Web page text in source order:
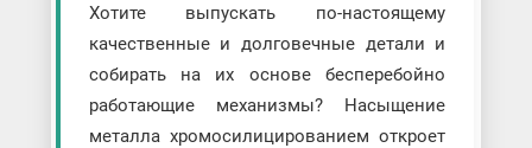
Хотите выпускать по-настоящему
качественные и долговечные детали и
собирать на их основе бесперебойно
работающие механизмы? Насыщение
металла хромосилицированием откроет